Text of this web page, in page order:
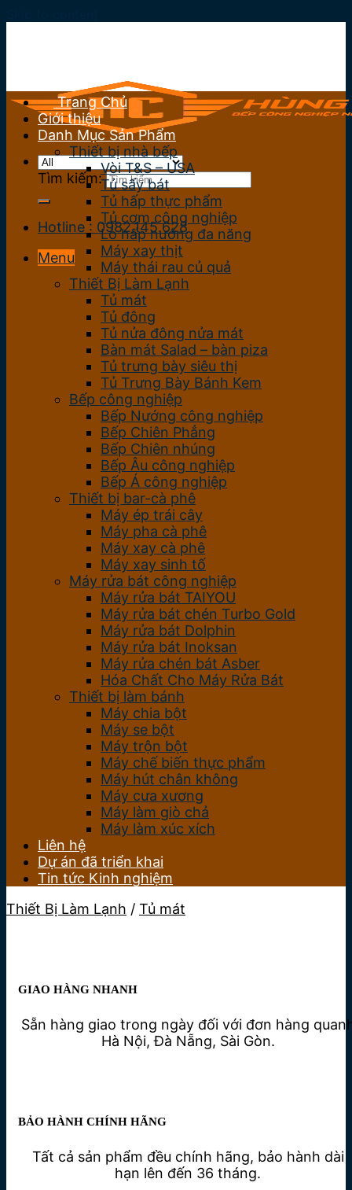
Tìm kiếm:
Hotline : 0982.145.628
Menu
Trang Chủ
Giới thiệu
Danh Mục Sản Phẩm
Thiết bị nhà bếp
Vòi T&S – USA
Tủ sấy bát
Tủ hấp thực phẩm
Tủ cơm công nghiệp
Lò hấp nướng đa năng
Máy xay thịt
Máy thái rau củ quả
Thiết Bị Làm Lạnh
Tủ mát
Tủ đông
Tủ nửa đông nửa mát
Bàn mát Salad – bàn piza
Tủ trưng bày siêu thị
Tủ Trưng Bày Bánh Kem
Bếp công nghiệp
Bếp Nướng công nghiệp
Bếp Chiên Phẳng
Bếp Chiên nhúng
Bếp Âu công nghiệp
Bếp Á công nghiệp
Thiết bị bar-cà phê
Máy ép trái cây
Máy pha cà phê
Máy xay cà phê
Máy xay sinh tố
Máy rửa bát công nghiệp
Máy rửa bát TAIYOU
Máy rửa bát chén Turbo Gold
Máy rửa bát Dolphin
Máy rửa bát Inoksan
Máy rửa chén bát Asber
Hóa Chất Cho Máy Rửa Bát
Thiết bị làm bánh
Máy chia bột
Máy se bột
Máy trộn bột
Máy chế biến thực phẩm
Máy hút chân không
Máy cưa xương
Máy làm giò chả
Máy làm xúc xích
Liên hệ
Dự án đã triển khai
Tin tức Kinh nghiệm
Thiết Bị Làm Lạnh / Tủ mát
GIAO HÀNG NHANH
Sẵn hàng giao trong ngày đối với đơn hàng
Hà Nội, Đà Nẵng, Sài Gòn.
BẢO HÀNH CHÍNH HÃNG
Tất cả sản phẩm đều chính hãng, bảo hành dài
hạn lên đến 36 tháng.